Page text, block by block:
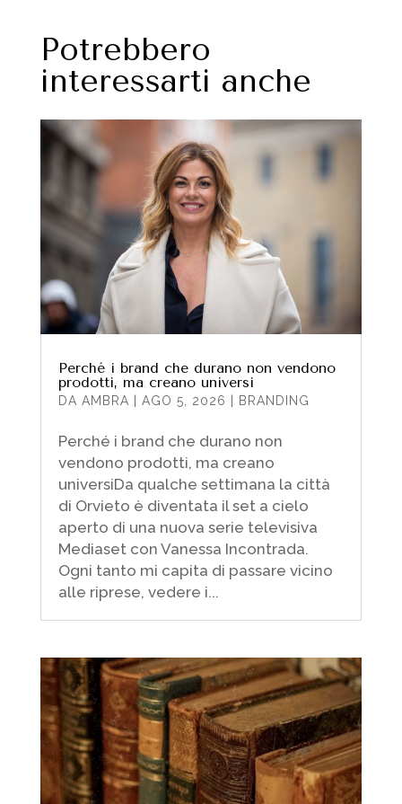
Potrebbero
interessarti anche
Perché i brand che durano non vendono
prodotti, ma creano universi
DA AMBRA AGO 5, 2026 BRANDING
Perché i brand che durano non
vendono prodotti, ma creano
universiDa qualche settimana la città
di Orvieto è diventata il set a cielo
aperto di una nuova serie televisiva
Mediaset con Vanessa Incontrada.
Ogni tanto mi capita di passare vicino
alle riprese, vedere i...